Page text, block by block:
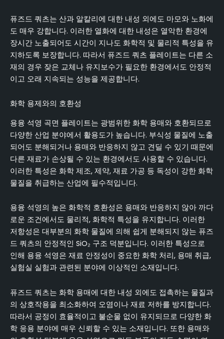
퓨즈드 쿼츠는 산과 알칼리에 대한 내성 외에도 마모와 노화에
도 매우 강합니다. 이러한 열화에 대한 내성은 열악한 환경에
장시간 노출되어도 시간이 지나도 화학적 및 물리적 특성을 유
지하도록 보장합니다. 따라서 퓨즈드 쿼츠 플레이트는 다른 소
재의 경우 잦은 교체나 유지보수가 필요한 환경에서도 안정적
이고 오래 지속되는 성능을 제공합니다.
화학 용제와의 호환성
용융 석영 곡면 플레이트는 광범위한 화학 용매와 호환되므로
다양한 산업 분야에서 활용도가 높습니다. 부식성 물질에 노출
되어도 분해되거나 용매와 반응하지 않고 견딜 수 있기 때문에
다른 재료가 손상될 수 있는 환경에서도 사용할 수 있습니다.
이러한 특성은 화학 제조, 제약, 재료 가공 등 독성이 강한 화학
물질을 취급하는 산업에 필수적입니다.
용융 석영의 높은 화학적 호환성은 용매와 반응하지 않아 까다
로운 조건에서도 물리적, 화학적 특성을 유지합니다. 이러한
저항성은 대부분의 화학 물질에 의해 쉽게 분해되지 않는 퓨즈
드 쿼츠의 안정적인 SiO₂ 구조 덕분입니다. 이러한 특성으로
인해 용융 석영은 재료 안정성이 중요한 화학 처리, 용매 취급,
실험실 실험과 관련된 분야에 이상적인 소재입니다.
퓨즈드 쿼츠는 화학 용매에 대한 내성 외에도 접촉하는 물질과
의 상호작용을 최소화하여 오염이나 재료 저하를 방지합니다.
따라서 공정이 효율적이고 불순물 없이 유지되므로 다양한 화
학 응용 분야에 매우 신뢰할 수 있는 소재입니다. 또한 용매와